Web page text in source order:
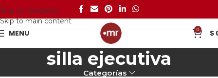
Skip to navigation
Skip to main content
MENU 0 $
silla ejecutiva
Categorías